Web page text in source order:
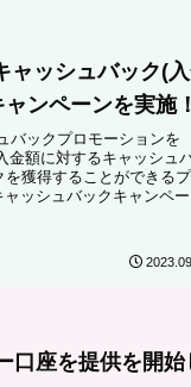
ャッシュバック(
ンペーンを実施！
バックプロモーションを
金額に対するキャッシュ
獲得することができる
ッシュバックキャンペ
口座を提供を開始